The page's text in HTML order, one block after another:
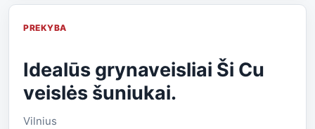
PREKYBA
Idealūs grynaveisliai Ši Cu
veislės šuniukai.
Vilnius